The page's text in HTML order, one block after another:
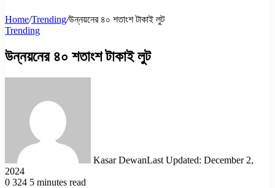
Home/Trending/উন্নয়নের ৪০ শতাংশ টাকাই লুট
Trending
উন্নয়নের ৪০ শতাংশ টাকাই লুট
Kasar DewanLast Updated: December 2,
2024
0 324 5 minutes read